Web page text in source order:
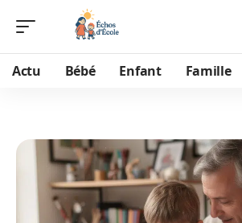
Actu Bébé Enfant Famille